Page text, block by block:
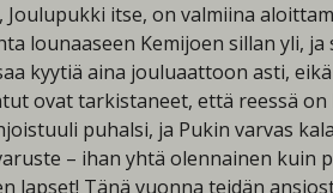
itse, on valmiina
lounaaseen Kemijoen sillan yli,
kyytiä aina jouluaattoon asti,
ovat tarkistaneet, että reessä
puhalsi, ja Pukin varvas
– ihan yhtä olennainen kuin
lapset! Tänä vuonna teidän